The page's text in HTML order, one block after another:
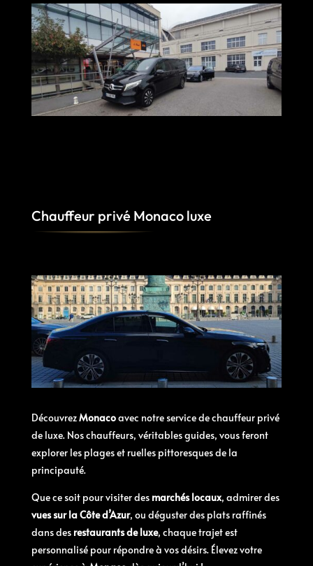
Chauffeur privé Monaco luxe
DécouvrezMonacoavec notre service de chauffeur privé
de luxe. Nos chauffeurs, véritables guides, vous feront
explorer les plages et ruelles pittoresques de la
principauté.
Que ce soit pour visiter des marchés locaux, admirer des
vues sur la Côte d’Azur, ou déguster des plats raffinés
dans des restaurants de luxe, chaque trajet est
personnalisé pour répondre à vos désirs. Élevez votre